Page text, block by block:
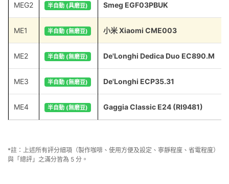
MEG2 半自動 (具磨豆) Smeg EGF03PBUK
ME1 半自動 (無磨豆) 小米 Xiaomi CME003
ME2 半自動 (無磨豆) De'Longhi Dedica Duo EC890.M
ME3 半自動 (無磨豆) De'Longhi ECP35.31
ME4 半自動 (無磨豆) Gaggia Classic E24 (RI9481)
*註：上述所有評分細項（製作咖啡、使用方便及設定、寧靜程度、省電程度）
與「總評」之滿分皆為 5 分。